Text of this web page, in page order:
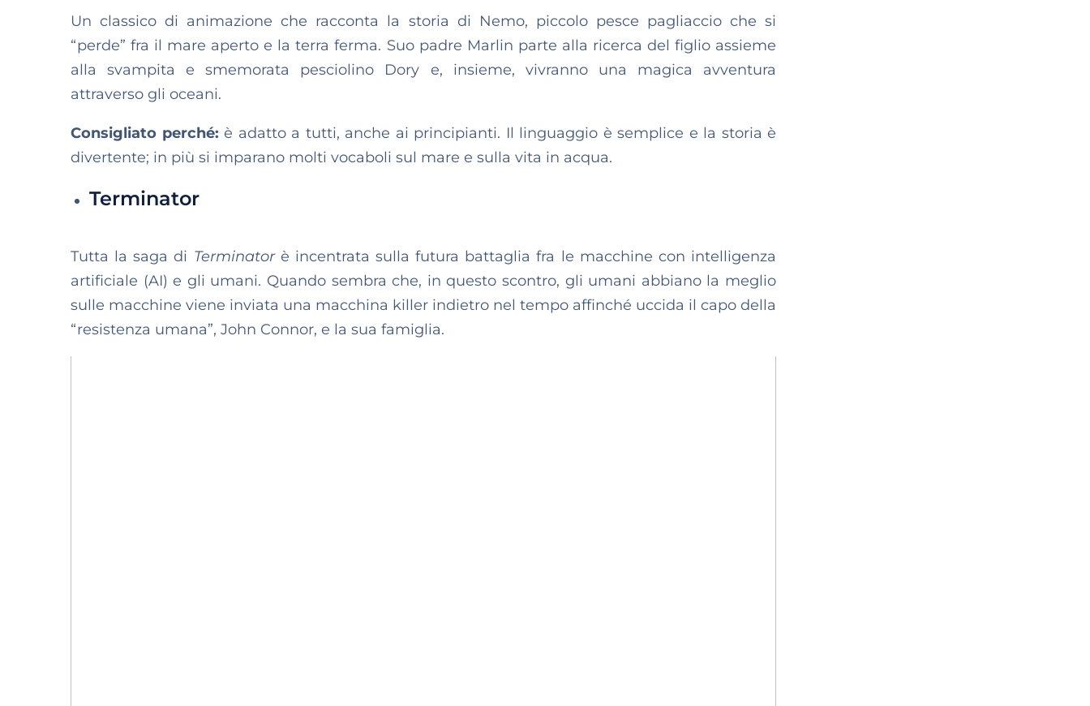
Un classico di animazione che racconta la storia di Nemo, piccolo pesce pagliaccio che si
“perde” fra il mare aperto e la terra ferma. Suo padre Marlin parte alla ricerca del figlio assieme
alla svampita e smemorata pesciolino Dory e, insieme, vivranno una magica avventura
attraverso gli oceani.
Consigliato perché: è adatto a tutti, anche ai principianti. Il linguaggio è semplice e la storia è
divertente; in più si imparano molti vocaboli sul mare e sulla vita in acqua.
Terminator
Tutta la saga di Terminatorè incentrata sulla futura battaglia fra le macchine con intelligenza
artificiale (AI) e gli umani. Quando sembra che, in questo scontro, gli umani abbiano la meglio
sulle macchine viene inviata una macchina killer indietro nel tempo affinché uccida il capo della
“resistenza umana”, John Connor, e la sua famiglia.